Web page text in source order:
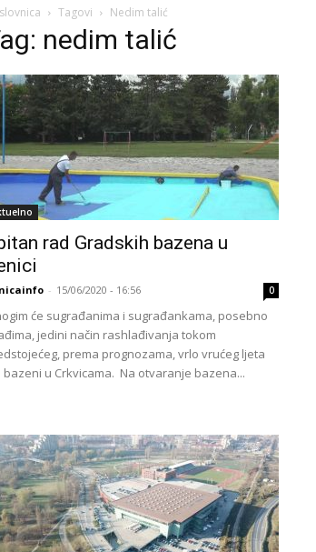
Tagovi Nedim talić
nedim talić
rad Gradskih bazena u
- 15/06/2020 - 16:56 0
će sugrađanima i sugrađankama, posebno
jedini način rashlađivanja tokom
prema prognozama, vrlo vrućeg ljeta
bazeni u Crkvicama. Na otvaranje bazena...